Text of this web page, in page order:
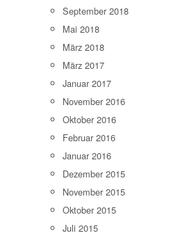
September 2018
Mai 2018
März 2018
März 2017
Januar 2017
November 2016
Oktober 2016
Februar 2016
Januar 2016
Dezember 2015
November 2015
Oktober 2015
Juli 2015